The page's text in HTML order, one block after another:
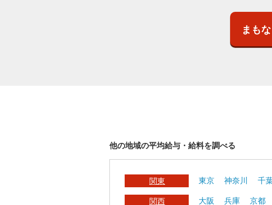
まも
他の地域の平均給与・給料を調べる
関東 東京 神奈川 千
関西 大阪 兵庫 京都